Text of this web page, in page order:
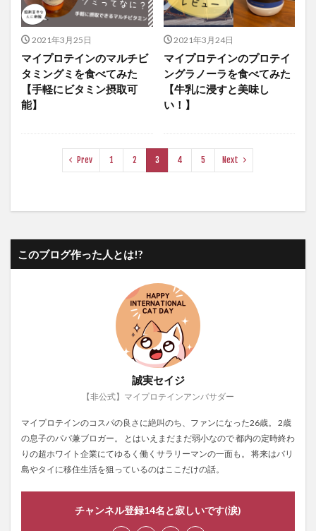
2021年3月25日
マイプロテインのマルチビ
タミングミを食べてみた
【手軽にビタミン摂取可
能】
2021年3月24日
マイプロテインのプロテイ
ングラノーラを食べてみた
【牛乳に浸すと美味し
い！】
Prev 1 2 3 4 5 Next
このブログ作った人とは!?
誠実セイジ
【非公式】マイプロテインアンバサダー
マイプロテインのコスパの良さに絶叫のち、ファンになった26歳。 2歳
の息子のパパ兼ブロガー。 とはいえまだまだ弱小なので 都内の定時終わ
りの超ホワイト企業にてゆるく働くサラリーマンの一面も。 将来はバリ
島やタイに移住生活を狙っているのはここだけの話。
チャンネル登録14名と寂しいです(涙)